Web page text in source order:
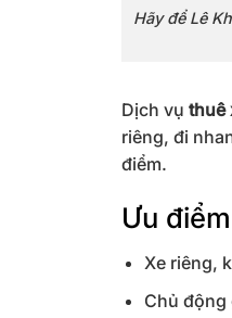
Hãy để Lê
Dịch vụ thuê
riêng, đi
điểm.
Ưu
Xe riêng,
Chủ động